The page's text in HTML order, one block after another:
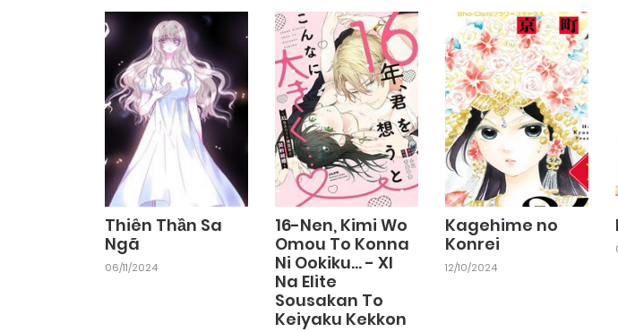
Thiên Thần Sa
Ngã
06/11/2024
16-Nen, Kimi Wo
Omou To Konna
Ni Ookiku... - Xl
Na Elite
Sousakan To
Keiyaku Kekkon
Kagehime no
Konrei
12/10/2024